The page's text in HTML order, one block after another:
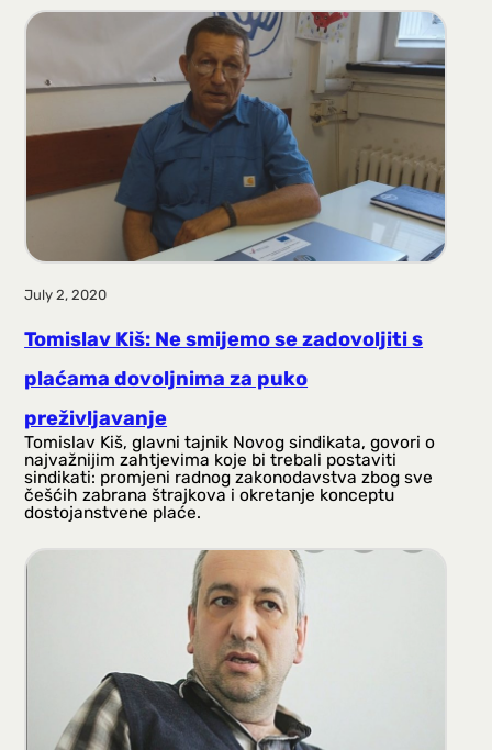
July 2, 2020
Tomislav Kiš: Ne smijemo se zadovoljiti s
plaćama dovoljnima za puko
preživljavanje
Tomislav Kiš, glavni tajnik Novog sindikata, govori o
najvažnijim zahtjevima koje bi trebali postaviti
sindikati: promjeni radnog zakonodavstva zbog sve
češćih zabrana štrajkova i okretanje konceptu
dostojanstvene plaće.